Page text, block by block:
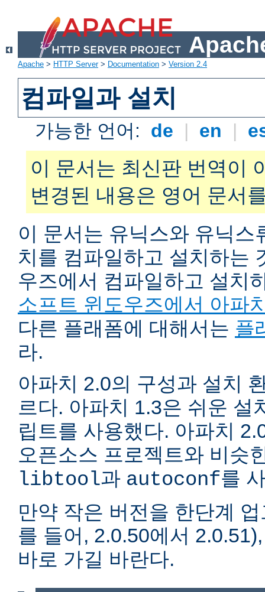
Apache > HTTP Server> Documentation > Version 2.4
컴파일과 설치
가능한 언어: de | en |
이 문서는 최신판 번역이
변경된 내용은 영어 문서
이 문서는 유닉스와 유닉스
치를 컴파일하고 설치하는
우즈에서 컴파일하고 설치
소프트 윈도우즈에서 아파
다른 플래폼에 대해서는 플
라.
아파치 2.0의 구성과 설치
르다. 아파치 1.3은 쉬운 설
립트를 사용했다. 아파치
오픈소스 프로젝트와 비슷
libtool과 autoconf를
만약 작은 버전을 한단계
를 들어, 2.0.50에서
바로 가길 바란다.